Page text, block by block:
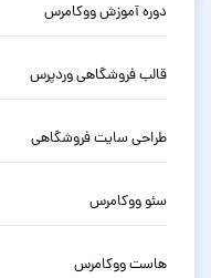
دوره آموزش ووکامرس
قالب فروشگاهی وردپرس
طراحی سایت فروشگاهی
سئو ووکامرس
هاست ووکامرس